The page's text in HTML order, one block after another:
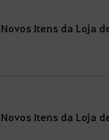
Novos Itens da Loja
Novos Itens da Loja